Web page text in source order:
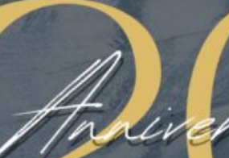
NEWS PARCHEGGI E RAMPE
PAVIMART PAVIMENTAZIONE
PAVIMENTAZIONE INDUSTRIALE
PAVIMENTAZIONI CIVILI
PAVIMENTI ANTISCIVOLO